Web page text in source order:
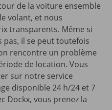
de la voiture ensemble
volant, et nous
transparents. Même si
pas, il se peut toutefois
rencontre un problème
de location. Vous
sur notre service
disponible 24 h/24 et 7
Dockx, vous prenez la